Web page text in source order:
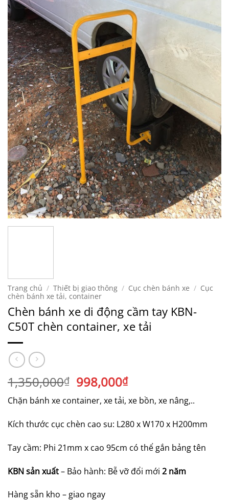
Trang chủ / Thiết bị giao thông / Cục chèn bánh xe / Cục
chèn bánh xe tải, container
Chèn bánh xe di động cầm tay KBN-
C50T chèn container, xe tải
1,350,000₫ Giá
gốc
là:
1,350,000₫.
998,000₫Giá
hiện
tại
là:
998,000₫.
Chặn bánh xe container, xe tải, xe bồn, xe nâng,..
Kích thước cục chèn cao su: L280 x W170 x H200mm
Tay cầm: Phi 21mm x cao 95cm có thể gắn bảng tên
KBN sản xuất– Bảo hành: Bễ vỡ đổi mới 2 năm
Hàng sẵn kho – giao ngay